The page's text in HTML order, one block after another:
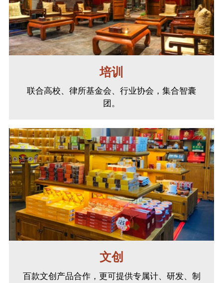
培训
联合高校、律所基金会、行业协会，集合智囊
团。
文创
百款文创产品合作，更可提供专属计、研发、制